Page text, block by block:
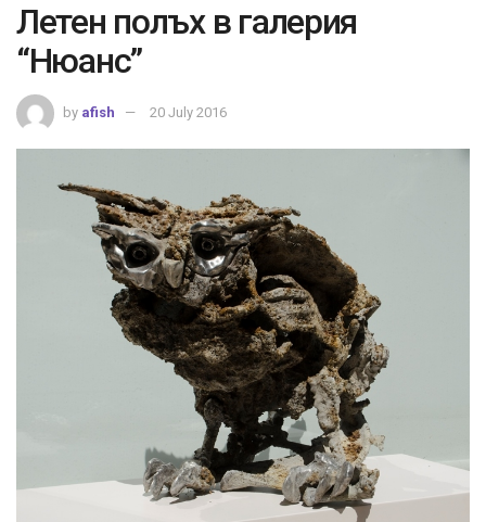
Летен полъх в галерия
“Нюанс”
by afish 20 July 2016